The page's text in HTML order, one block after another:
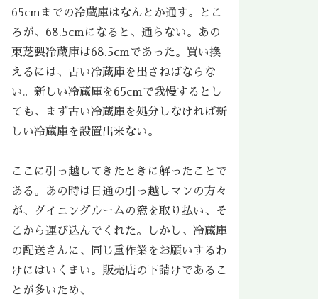
65cmまでの冷蔵庫はなんとか通す。とこ
ろが、68.5cmになると、通らない。あの
東芝製冷蔵庫は68.5cmであった。買い換
えるには、古い冷蔵庫を出さねばならな
い。新しい冷蔵庫を65cmで我慢するとし
ても、まず古い冷蔵庫を処分しなければ新
しい冷蔵庫を設置出来ない。
ここに引っ越してきたときに解ったことで
ある。あの時は日通の引っ越しマンの方々
が、ダイニングルームの窓を取り払い、そ
こから運び込んでくれた。しかし、冷蔵庫
の配送さんに、同じ重作業をお願いするわ
けにはいくまい。販売店の下請けであるこ
とが多いため、